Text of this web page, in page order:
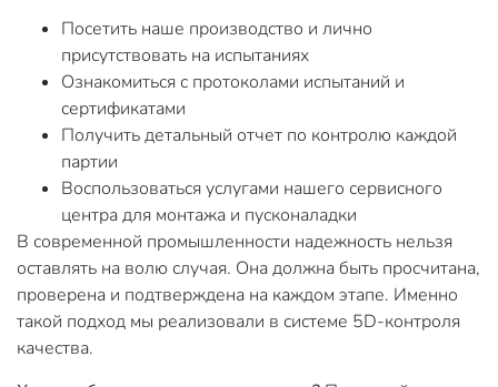
Посетить наше производство и лично
присутствовать на испытаниях
Ознакомиться с протоколами испытаний и
сертификатами
Получить детальный отчет по контролю каждой
партии
Воспользоваться услугами нашего сервисного
центра для монтажа и пусконаладки
В современной промышленности надежность нельзя
оставлять на волю случая. Она должна быть просчитана,
проверена и подтверждена на каждом этапе. Именно
такой подход мы реализовали в системе 5D-контроля
качества.